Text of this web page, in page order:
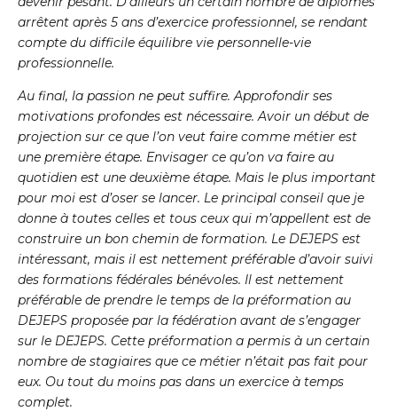
arrêtent après 5 ans d’exercice professionnel, se rendant
compte du difficile équilibre vie personnelle-vie
professionnelle.
Au final, la passion ne peut suffire. Approfondir ses
motivations profondes est nécessaire. Avoir un début de
projection sur ce que l’on veut faire comme métier est
une première étape. Envisager ce qu’on va faire au
quotidien est une deuxième étape. Mais le plus important
pour moi est d’oser se lancer. Le principal conseil que je
donne à toutes celles et tous ceux qui m’appellent est de
construire un bon chemin de formation. Le DEJEPS est
intéressant, mais il est nettement préférable d’avoir suivi
des formations fédérales bénévoles. Il est nettement
préférable de prendre le temps de la préformation au
DEJEPS proposée par la fédération avant de s’engager
sur le DEJEPS. Cette préformation a permis à un certain
nombre de stagiaires que ce métier n’était pas fait pour
eux. Ou tout du moins pas dans un exercice à temps
complet.